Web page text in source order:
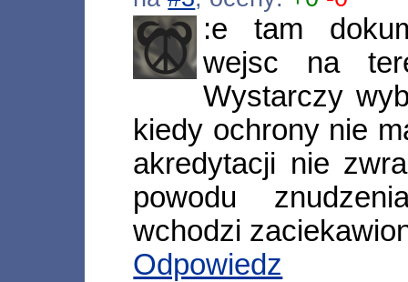
:e tam
wejsc na
Wystarczy
kiedy ochrony nie
akredytacji nie
powodu
wchodzi
Odpowiedz